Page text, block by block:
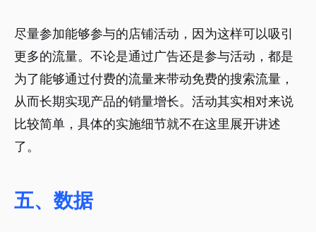
尽量参加能够参与的店铺活动，因为这样可以吸引
更多的流量。不论是通过广告还是参与活动，都是
为了能够通过付费的流量来带动免费的搜索流量，
从而长期实现产品的销量增长。活动其实相对来说
比较简单，具体的实施细节就不在这里展开讲述
了。
五、数据